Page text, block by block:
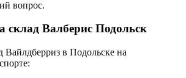
вопрос.
склад Валберис Подольск
в Подольске на